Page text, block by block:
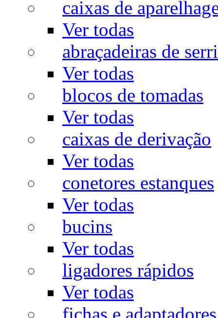
caixas de
Ver todas
abraçadeiras de
Ver todas
blocos de tomadas
Ver todas
caixas de derivação
Ver todas
conetores estanques
Ver todas
bucins
Ver todas
ligadores rápidos
Ver todas